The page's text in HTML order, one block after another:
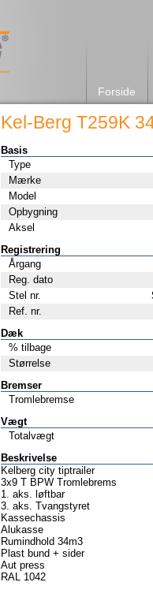
Forside
Kel-Berg T259K
Basis
Type
Mærke
Model
Opbygning
Aksel
Registrering
Årgang
Reg. dato
Stel nr.
Ref. nr.
Dæk
% tilbage
Størrelse
Bremser
Tromlebremse
Vægt
Totalvægt
Beskrivelse
Kelberg city tiptrailer
3x9 T BPW Tromlebrems
1. aks. løftbar
3. aks. Tvangstyret
Kassechassis
Alukasse
Rumindhold 34m3
Plast bund + sider
Aut press
RAL 1042